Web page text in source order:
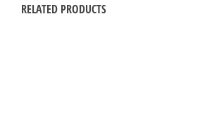
RELATED PRODUCTS